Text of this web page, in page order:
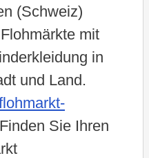
(Schweiz)
mit
in
und Land.
Sie Ihren